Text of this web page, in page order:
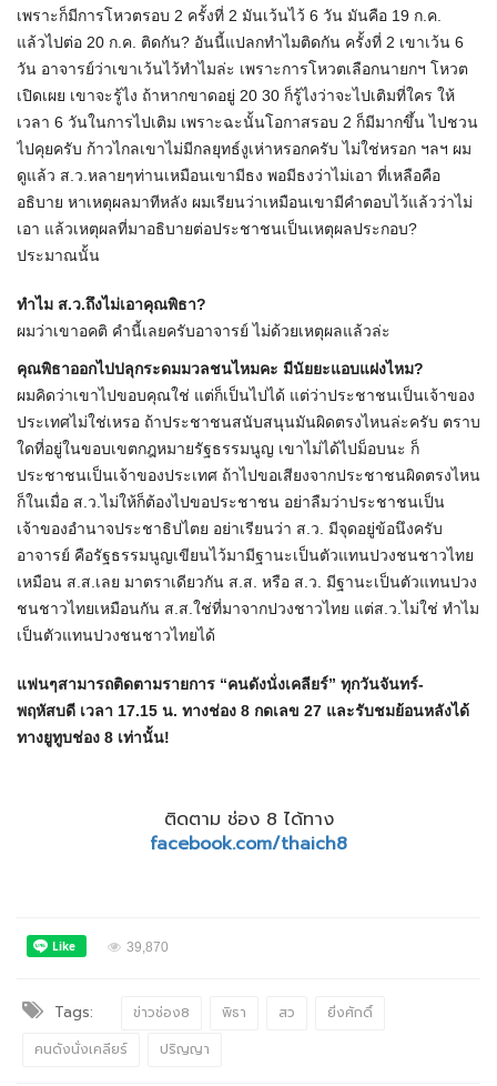
เพราะก็มีการโหวตรอบ 2 ครั้งที่ 2 มันเว้นไว้ 6 วัน มันคือ 19 ก.ค.
แล้วไปต่อ 20 ก.ค. ติดกัน? อันนี้แปลกทำไมติดกัน ครั้งที่ 2 เขาเว้น 6
วัน อาจารย์ว่าเขาเว้นไว้ทำไมล่ะ เพราะการโหวตเลือกนายกฯ โหวต
เปิดเผย เขาจะรู้ไง ถ้าหากขาดอยู่ 20 30 ก็รู้ไงว่าจะไปเติมที่ใคร ให้
เวลา 6 วันในการไปเติม เพราะฉะนั้นโอกาสรอบ 2 ก็มีมากขึ้น ไปชวน
ไปคุยครับ ก้าวไกลเขาไม่มีกลยุทธ์งูเห่าหรอกครับ ไม่ใช่หรอก ฯลฯ ผม
ดูแล้ว ส.ว.หลายๆท่านเหมือนเขามีธง พอมีธงว่าไม่เอา ที่เหลือคือ
อธิบาย หาเหตุผลมาทีหลัง ผมเรียนว่าเหมือนเขามีคำตอบไว้แล้วว่าไม่
เอา แล้วเหตุผลที่มาอธิบายต่อประชาชนเป็นเหตุผลประกอบ?
ประมาณนั้น
ทำไม ส.ว.ถึงไม่เอาคุณพิธา?
ผมว่าเขาอคติ คำนี้เลยครับอาจารย์ ไม่ด้วยเหตุผลแล้วล่ะ
คุณพิธาออกไปปลุกระดมมวลชนไหมคะ มีนัยยะแอบแฝงไหม?
ผมคิดว่าเขาไปขอบคุณใช่ แต่ก็เป็นไปได้ แต่ว่าประชาชนเป็นเจ้าของ
ประเทศไม่ใช่เหรอ ถ้าประชาชนสนับสนุนมันผิดตรงไหนล่ะครับ ตราบ
ใดที่อยู่ในขอบเขตกฎหมายรัฐธรรมนูญ เขาไม่ได้ไปม็อบนะ ก็
ประชาชนเป็นเจ้าของประเทศ ถ้าไปขอเสียงจากประชาชนผิดตรงไหน
ก็ในเมื่อ ส.ว.ไม่ให้ก็ต้องไปขอประชาชน อย่าลืมว่าประชาชนเป็น
เจ้าของอำนาจประชาธิปไตย อย่าเรียนว่า ส.ว. มีจุดอยู่ข้อนึงครับ
อาจารย์ คือรัฐธรรมนูญเขียนไว้มามีฐานะเป็นตัวแทนปวงชนชาวไทย
เหมือน ส.ส.เลย มาตราเดียวกัน ส.ส. หรือ ส.ว. มีฐานะเป็นตัวแทนปวง
ชนชาวไทยเหมือนกัน ส.ส.ใช่ที่มาจากปวงชาวไทย แต่ส.ว.ไม่ใช่ ทำไม
เป็นตัวแทนปวงชนชาวไทยได้
แฟนๆสามารถติดตามรายการ “คนดังนั่งเคลียร์” ทุกวันจันทร์-
พฤหัสบดี เวลา 17.15 น. ทางช่อง 8 กดเลข 27 และรับชมย้อนหลังได้
ทางยูทูบช่อง 8 เท่านั้น!
ติดตาม ช่อง 8 ได้ทาง
facebook.com/thaich8
39,870
Tags: ข่าวช่อง8 พิธา สว
ยิ่งศักดิ์
คนดังนั่งเคลียร์
ปริญญา